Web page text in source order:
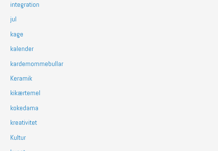
integration
jul
kage
kalender
kardemommebullar
Keramik
kikærtemel
kokedama
kreativitet
Kultur